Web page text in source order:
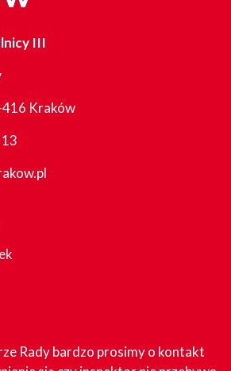
III
416 Kraków
Rady bardzo prosimy o kontakt